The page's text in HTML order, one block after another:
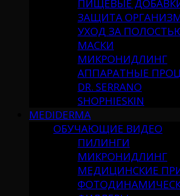
ПИЩЕВЫЕ
ЗАЩИТА
УХОД ЗА
МАСКИ
МИКРОНИДЛИНГ
АППАРАТНЫЕ
DR. SERRANO
SHOPHIESKIN
MEDIDERMA
ОБУЧАЮЩИЕ ВИДЕО
ПИЛИНГИ
МИКРОНИДЛИНГ
МЕДИЦИНСКИЕ